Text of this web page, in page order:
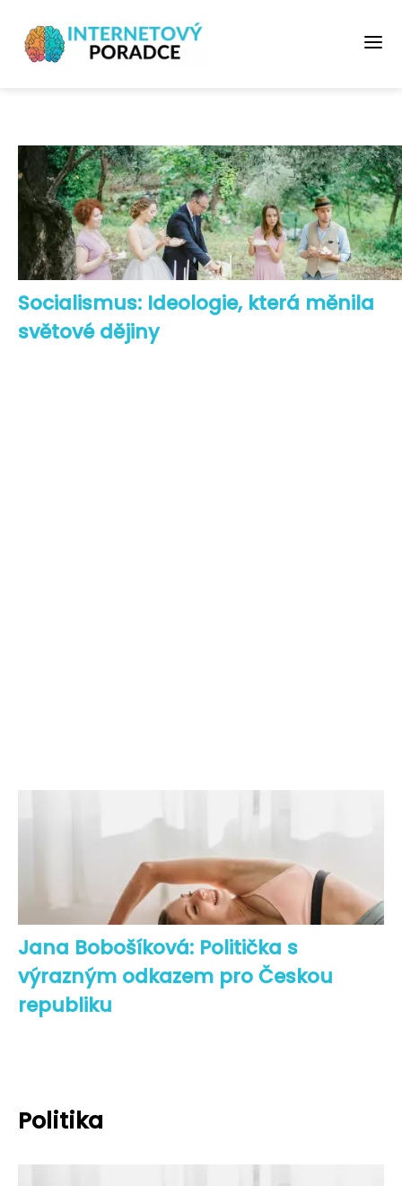
Socialismus: Ideologie, která měnila
světové dějiny
Jana Bobošíková: Politička s
výrazným odkazem pro Českou
republiku
Politika